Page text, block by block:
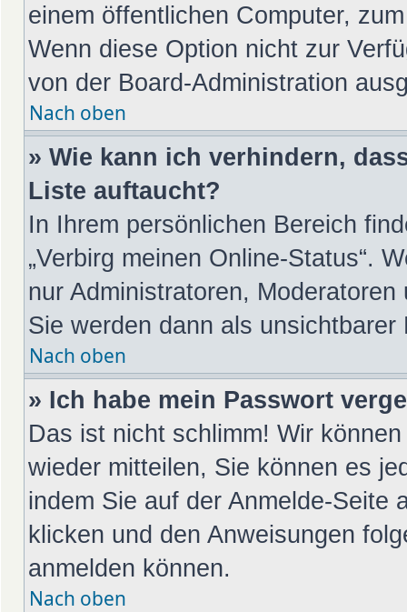
einem öffentlichen Computer,
Wenn diese Option nicht zur
von der Board-Administration
Nach oben
» Wie kann ich verhindern,
Liste auftaucht?
In Ihrem persönlichen Bereich
„Verbirg meinen Online-Status“.
nur Administratoren,
Sie werden dann als unsichtbarer
Nach oben
» Ich habe mein Passwort
Das ist nicht schlimm! Wir
wieder mitteilen, Sie können es
indem Sie auf der Anmelde-Seite
klicken und den Anweisungen
anmelden können.
Nach oben